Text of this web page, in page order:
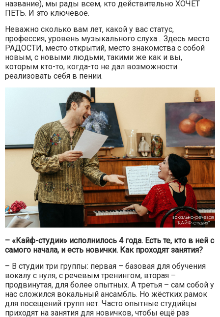
название), мы рады всем, кто действительно ХОЧЕТ
ПЕТЬ. И это ключевое.
Неважно сколько вам лет, какой у вас статус,
профессия, уровень музыкального слуха... Здесь место
РАДОСТИ, место открытий, место знакомства с собой
новым, с новыми людьми, такими же как и вы,
которым кто-то, когда-то не дал возможности
реализовать себя в пении.
– «Кайф-студии» исполнилось 4 года. Есть те, кто в ней с
самого начала, и есть новички. Как проходят занятия?
– В студии три группы: первая – базовая для обучения
вокалу с нуля, с речевым тренингом, вторая –
продвинутая, для более опытных. А третья – сам собой у
нас сложился вокальный ансамбль. Но жёстких рамок
для посещений групп нет. Часто опытные студийцы
приходят на занятия для новичков, чтобы ещё раз